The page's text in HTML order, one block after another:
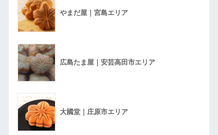
やまだ屋｜宮島エリア
広島たま屋｜安芸高田市エリア
大國堂｜庄原市エリア